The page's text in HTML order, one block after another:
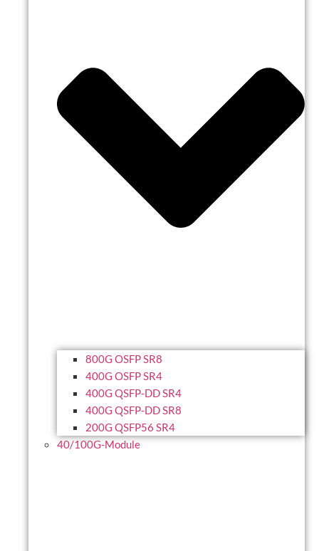
800G OSFP SR8
400G OSFP SR4
400G QSFP-DD SR4
400G QSFP-DD SR8
200G QSFP56 SR4
40/100G-Module